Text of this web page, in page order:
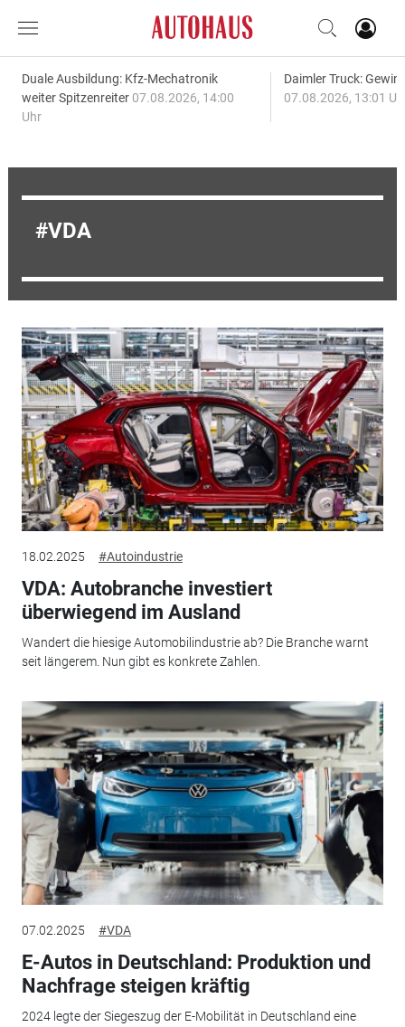
Duale Ausbildung: Kfz-Mechatronik
weiter Spitzenreiter 07.08.2026, 14:00
Uhr
Daimler Truck:
07.08.2026, 13:01
VDA
18.02.2025 #Autoindustrie
VDA: Autobranche investiert
überwiegend im Ausland
Wandert die hiesige Automobilindustrie ab? Die Branche warnt
seit längerem. Nun gibt es konkrete Zahlen.
07.02.2025 #VDA
E-Autos in Deutschland: Produktion und
Nachfrage steigen kräftig
2024 legte der Siegeszug der E-Mobilität in Deutschland eine